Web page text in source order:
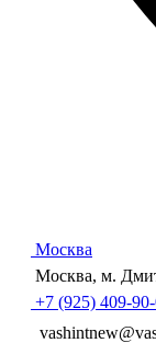
Москва
Москва, м.
+7 (925) 409-